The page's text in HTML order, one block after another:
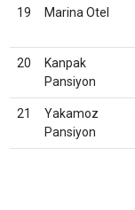
19 Marina Otel
20
Kanpak
Pansiyon
21
Yakamoz
Pansiyon